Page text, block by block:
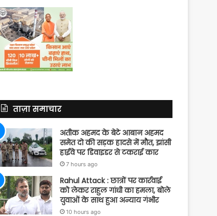
ताज़ा समाचार
अतीक अहमद के बेटे आबान अहमद
समेत दो की सड़क हादसे में मौत, झांसी
हाईवे पर डिवाइडर से टकराई कार
7 hours ago
Rahul Attack : छात्रों पर कार्रवाई
को लेकर राहुल गांधी का हमला, बोले
युवाओं के साथ हुआ अन्याय गंभीर
10 hours ago